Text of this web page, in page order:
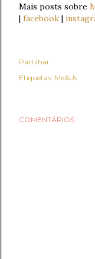
Mais posts sobre
| facebook |
Partilhar
Etiquetas: Me&Us
COMENTÁRIOS